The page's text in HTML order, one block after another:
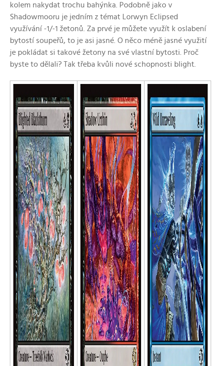
kolem nakydat trochu bahýnka. Podobně jako v
Shadowmooru je jedním z témat Lorwyn Eclipsed
využívání -1/-1 žetonů. Za prvé je můžete využít k oslabení
bytostí soupeřů, to je asi jasné. O něco méně jasné využití
je pokládat si takové žetony na své vlastní bytosti. Proč
byste to dělali? Tak třeba kvůli nové schopnosti blight.